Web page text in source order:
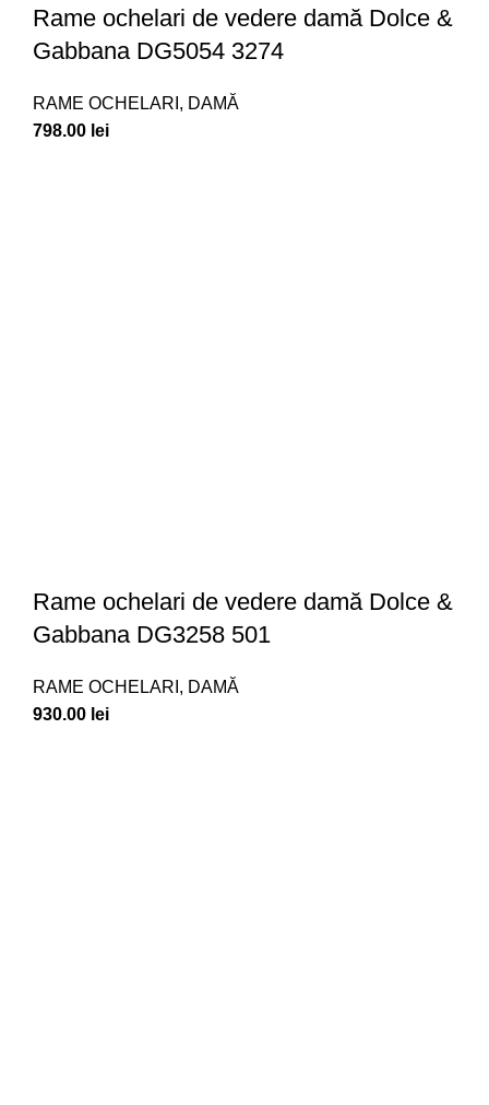
Rame ochelari de vedere damă Dolce &
Gabbana DG5054 3274
RAME OCHELARI , DAMĂ
798.00 lei
Rame ochelari de vedere damă Dolce &
Gabbana DG3258 501
RAME OCHELARI , DAMĂ
930.00 lei